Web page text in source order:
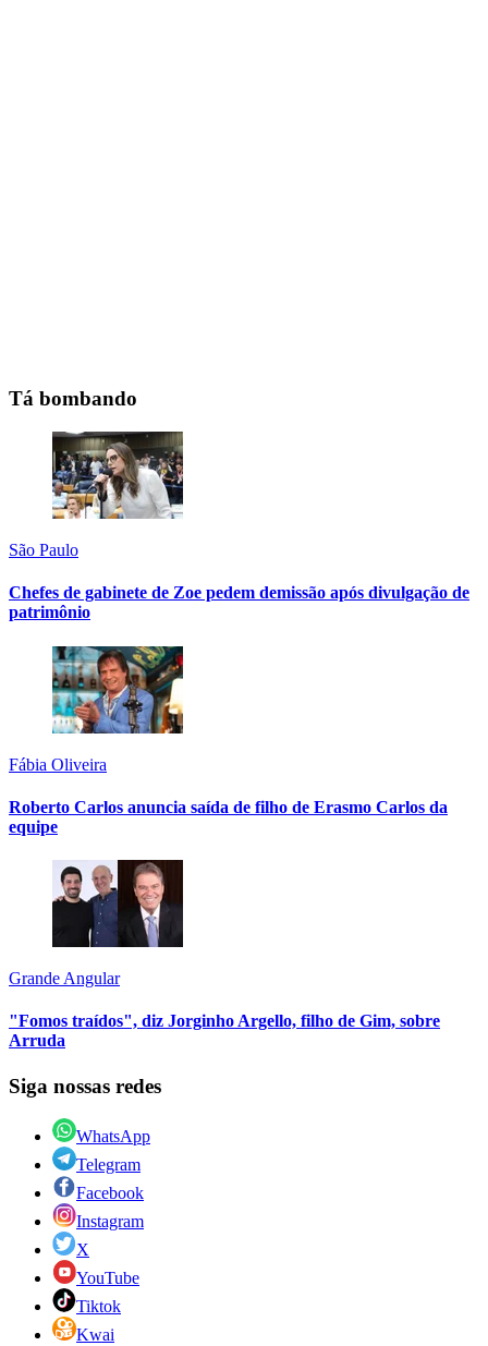
Tá bombando
São Paulo
Chefes de gabinete de Zoe pedem demissão após divulgação de
patrimônio
Fábia Oliveira
Roberto Carlos anuncia saída de filho de Erasmo Carlos da
equipe
Grande Angular
"Fomos traídos", diz Jorginho Argello, filho de Gim, sobre
Arruda
Siga nossas redes
WhatsApp
Telegram
Facebook
Instagram
X
YouTube
Tiktok
Kwai